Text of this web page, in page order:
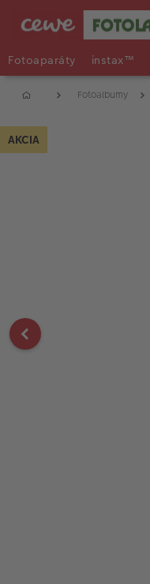
Fotoaparáty instax™
Fotoalbumy
AKCIA